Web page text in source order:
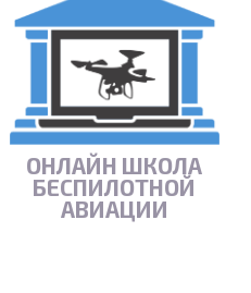
ОНЛАЙН ШКОЛА
БЕСПИЛОТНОЙ
АВИАЦИИ